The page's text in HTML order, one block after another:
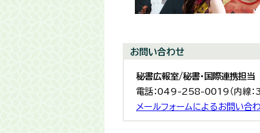
お問い合わせ
秘書広報室/秘書・国際連携担当
電話：049-258-0019（内線
メールフォームによるお問い合